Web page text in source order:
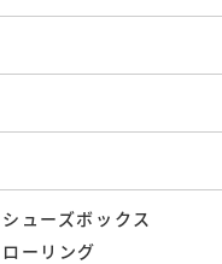
ューズボックス
ーリング